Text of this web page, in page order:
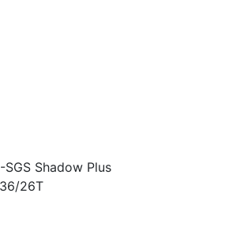
Shadow Plus
26T